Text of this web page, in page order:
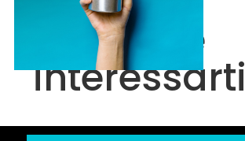
Potrebbe
interessarti